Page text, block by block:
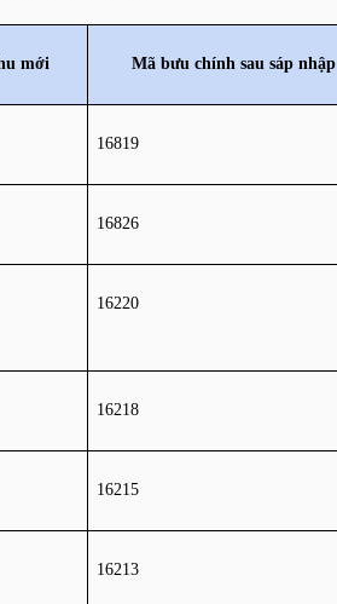
mới Mã bưu chính sau sáp nhập
16819
16826
16220
16218
16215
16213